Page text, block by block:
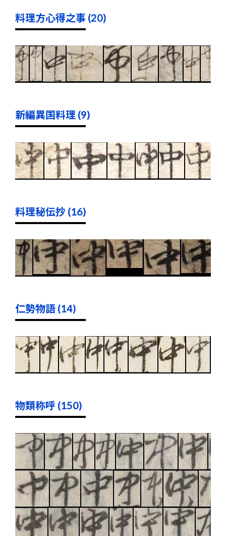
料理方心得之事 (20)
新編異国料理 (9)
料理秘伝抄 (16)
仁勢物語 (14)
物類称呼 (150)